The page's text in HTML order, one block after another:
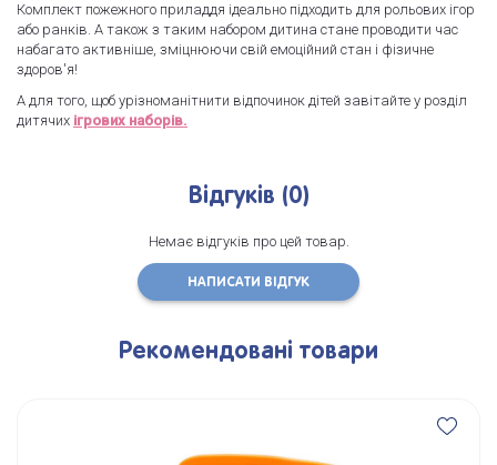
Комплект пожежного приладдя ідеально підходить для рольових ігор
або ранків. А також з таким набором дитина стане проводити час
набагато активніше, зміцнюючи свій емоційний стан і фізичне
здоров'я!
А для того, щоб урізноманітнити відпочинок дітей завітайте у розділ
дитячих ігрових наборів.
Відгуків (0)
Немає відгуків про цей товар.
НАПИСАТИ ВІДГУК
Рекомендовані товари